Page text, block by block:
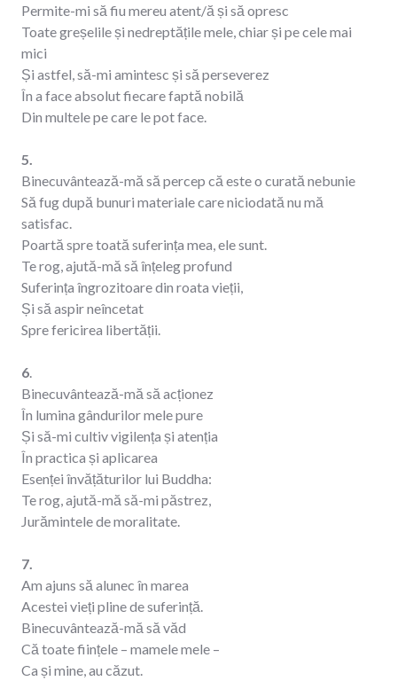
Permite-mi să fiu mereu atent/ă și să opresc
Toate greșelile și nedreptățile mele, chiar și pe cele mai
mici
Și astfel, să-mi amintesc și să perseverez
În a face absolut fiecare faptă nobilă
Din multele pe care le pot face.
5.
Binecuvântează-mă să percep că este o curată nebunie
Să fug după bunuri materiale care niciodată nu mă
satisfac.
Poartă spre toată suferința mea, ele sunt.
Te rog, ajută-mă să înțeleg profund
Suferința îngrozitoare din roata vieții,
Și să aspir neîncetat
Spre fericirea libertății.
6.
Binecuvântează-mă să acționez
În lumina gândurilor mele pure
Și să-mi cultiv vigilența și atenția
În practica și aplicarea
Esenței învățăturilor lui Buddha:
Te rog, ajută-mă să-mi păstrez,
Jurămintele de moralitate.
7.
Am ajuns să alunec în marea
Acestei vieți pline de suferință.
Binecuvântează-mă să văd
Că toate ființele – mamele mele –
Ca și mine, au căzut.